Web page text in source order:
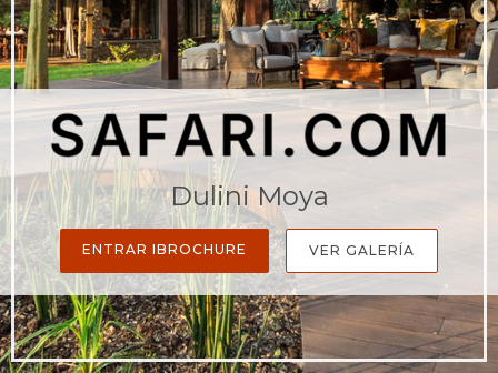
Dulini Moya
ENTRAR IBROCHURE VER GALERÍA